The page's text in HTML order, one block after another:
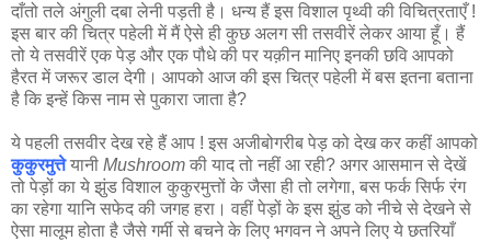
दाँतो तले अंगुली दबा लेनी पड़ती है। धन्य हैं इस विशाल पृथ्वी की विचित्रताएँ !
इस बार की चित्र पहेली में मैं ऐसे ही कुछ अलग सी तसवीरें लेकर आया हूँ। हैं
तो ये तसवीरें एक पेड़ और एक पौधे की पर यक़ीन मानिए इनकी छवि आपको
हैरत में जरूर डाल देगी। आपको आज की इस चित्र पहेली में बस इतना बताना
है कि इन्हें किस नाम से पुकारा जाता है?
ये पहली तसवीर देख रहे हैं आप ! इस अजीबोगरीब पेड़ को देख कर कहीं आपको
कुकुरमुत्ते यानी Mushroom की याद तो नहीं आ रही? अगर आसमान से देखें
तो पेड़ों का ये झुंड विशाल कुकुरमुत्तों के जैसा ही तो लगेगा, बस फर्क सिर्फ रंग
का रहेगा यानि सफेद की जगह हरा। वहीं पेड़ों के इस झुंड को नीचे से देखने से
ऐसा मालूम होता है जैसे गर्मी से बचने के लिए भगवन ने अपने लिए ये छतरियाँ